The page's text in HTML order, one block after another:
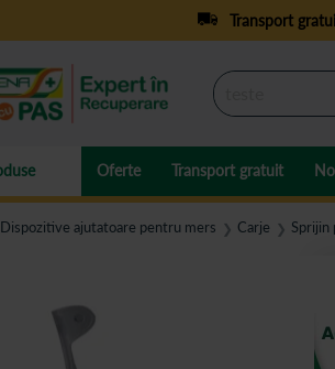
Transport
Oferte Transport gratuit
Dispozitive ajutatoare pentru mers ❯ Carje ❯ Sprijin